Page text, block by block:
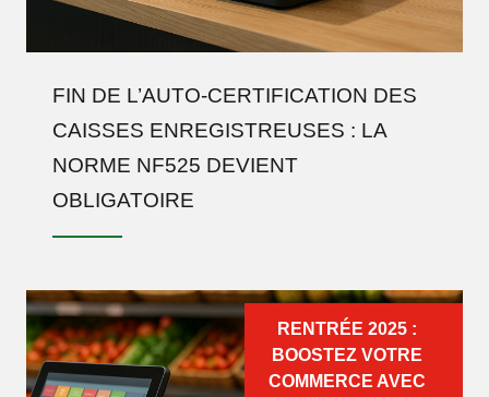
FIN DE L’AUTO-CERTIFICATION DES
CAISSES ENREGISTREUSES : LA
NORME NF525 DEVIENT
OBLIGATOIRE
RENTRÉE 2025 :
BOOSTEZ VOTRE
COMMERCE AVEC